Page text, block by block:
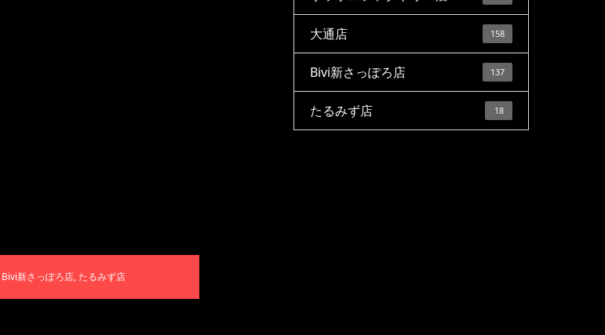
Bivi新さっぽろ店, たるみず店
大通店 158
Bivi新さっぽろ店 137
たるみず店 18